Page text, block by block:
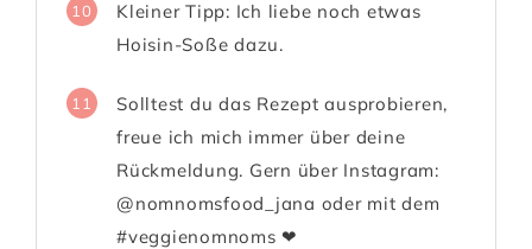
10
Kleiner Tipp: Ich liebe noch etwas
Hoisin-Soße dazu.
11
Solltest du das Rezept ausprobieren,
freue ich mich immer über deine
Rückmeldung. Gern über Instagram:
@nomnomsfood_jana oder mit dem
#veggienomnoms ❤